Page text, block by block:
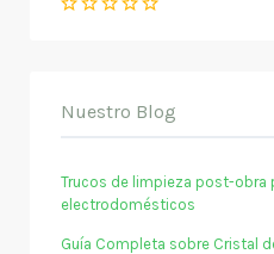
Nuestro Blog
Trucos de limpieza post-obra
electrodomésticos
Guía Completa sobre Cristal